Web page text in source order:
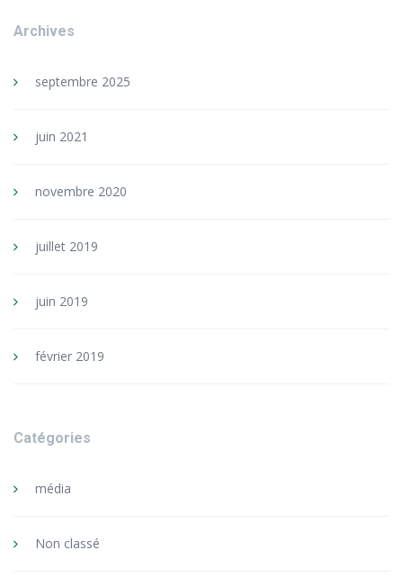
Archives
septembre 2025
juin 2021
novembre 2020
juillet 2019
juin 2019
février 2019
Catégories
média
Non classé